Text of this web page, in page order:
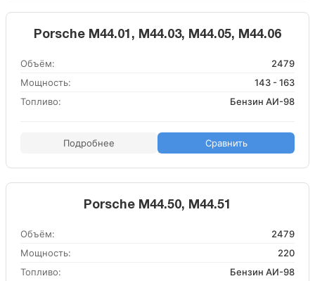
Porsche M44.01, M44.03, M44.05, M44.06
Объём:
2479
Мощность:
143 - 163
Топливо:
Бензин АИ-98
Подробнее Сравнить
Porsche M44.50, M44.51
Объём:
2479
Мощность:
220
Топливо:
Бензин АИ-98